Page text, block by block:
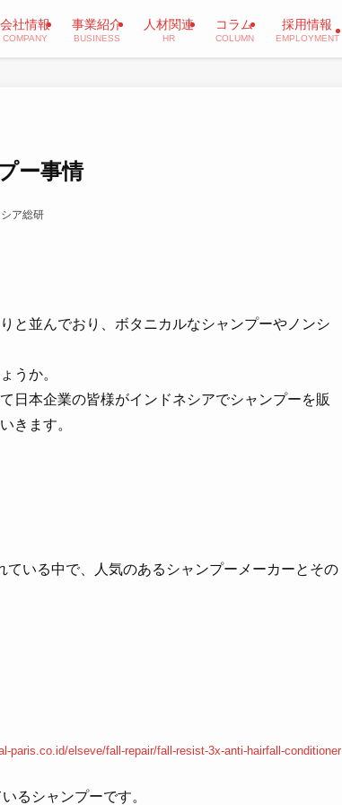
会社情報
COMPANY
事業紹介
BUSINESS
人材関連
HR
コラム
COLUMN
採用情報
EMPLOYMENT
ー事情
ア総研
と並んでおり、ボタニカルなシャンプーやノンシ
うか。
日本企業の皆様がインドネシアでシャンプーを販
きます。
いる中で、人気のあるシャンプーメーカーとその
paris.co.id/elseve/fall-repair/fall-resist-3x-anti-hairfall-conditioner
るシャンプーです。